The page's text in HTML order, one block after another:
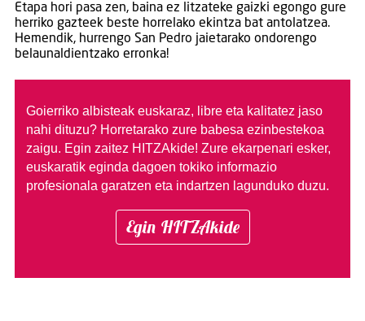
Etapa hori pasa zen, baina ez litzateke gaizki egongo gure
herriko gazteek beste horrelako ekintza bat antolatzea.
Hemendik, hurrengo San Pedro jaietarako ondorengo
belaunaldientzako erronka!
Goierriko albisteak euskaraz, libre eta kalitatez jaso
nahi dituzu? Horretarako zure babesa ezinbestekoa
zaigu. Egin zaitez HITZAkide! Zure ekarpenari esker,
euskaratik eginda dagoen tokiko informazio
profesionala garatzen eta indartzen lagunduko duzu.
Egin HITZAkide